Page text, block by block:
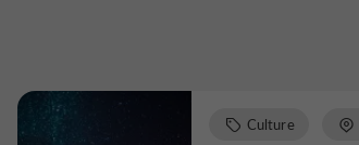
Culture